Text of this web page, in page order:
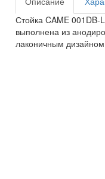
Стойка CAME
выполнена из
лаконичным